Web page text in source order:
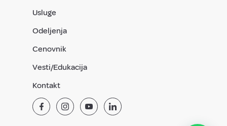
Usluge
Odeljenja
Cenovnik
Vesti/Edukacija
Kontakt